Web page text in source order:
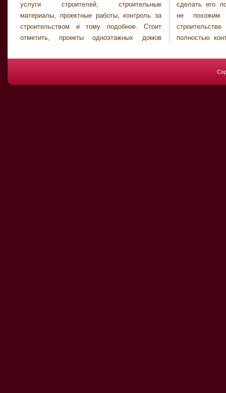
услуги строителей, строительные
материалы, проектные работы, контроль за
строительством и тому подобное. Стоит
отметить, проекты одноэтажных домов
сделать его полностью индивидуальным и
не похожим на другие. Также при
строительстве жилища по проекту
полностью контролируется весь процесс, в